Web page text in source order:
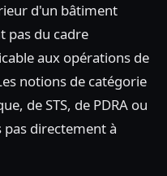
d'un bâtiment
pas du cadre
aux opérations de
notions de catégorie
de STS, de PDRA ou
pas directement à